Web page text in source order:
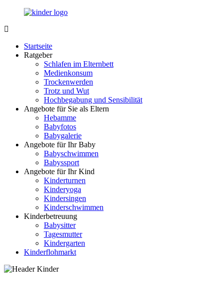
Zurück
Inhalt
Portal
Nachwuchs
Startseite
Ratgeber
Schlafen im Elternbett
Medienkonsum
Trockenwerden
Trotz und Wut
Hochbegabung und Sensibilität
Angebote für Sie als Eltern
Hebamme
Babyfotos
Babygalerie
Angebote für Ihr Baby
Babyschwimmen
Babyssport
Angebote für Ihr Kind
Kinderturnen
Kinderyoga
Kindersingen
Kinderschwimmen
Kinderbetreuung
Babysitter
Tagesmutter
Kindergarten
Kinderflohmarkt